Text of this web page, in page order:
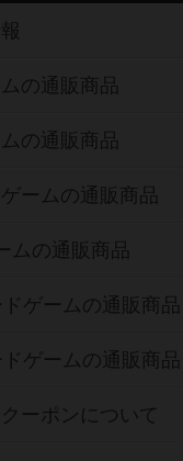
の通販商品
の通販商品
ームの通販商品
ムの通販商品
ゲームの通販商品
ゲームの通販商品
ーポンについて